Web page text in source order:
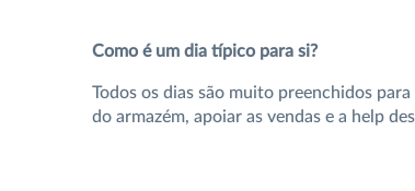
Como é um dia típico para si?
Todos os dias são muito preenchidos
do armazém, apoiar as vendas e a help